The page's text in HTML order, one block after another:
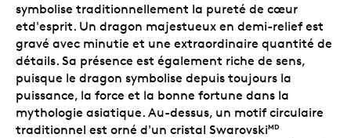
symbolise traditionnellement la pureté de cœur
etd'esprit. Un dragon majestueux en demi-relief est
gravé avec minutie et une extraordinaire quantité de
détails. Sa présence est également riche de sens,
puisque le dragon symbolise depuis toujours la
puissance, la force et la bonne fortune dans la
mythologie asiatique. Au-dessus, un motif circulaire
traditionnel est orné d'un cristal SwarovskiMD